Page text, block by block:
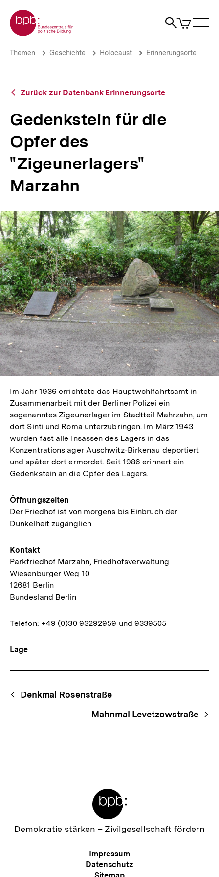
zum
Seiteninhalt
springen
Zur Startseite der bpb
Suche
Artikel
im
Gedenkstein
des
Themen
bpb.de
Brotkrümelnavigation
Pfadnavigation
Themen Geschichte Holocaust Erinnerungsorte
Zurück
Datenbank
Erinnerungsorte
Zurück zur Datenbank Erinnerungsorte
Gedenkstein für die
Opfer des
"Zigeunerlagers"
Marzahn
Im Jahr 1936 errichtete das Hauptwohlfahrtsamt in
Zusammenarbeit mit der Berliner Polizei ein
sogenanntes Zigeunerlager im Stadtteil Mahrzahn, um
dort Sinti und Roma unterzubringen. Im März 1943
wurden fast alle Insassen des Lagers in das
Konzentrationslager Auschwitz-Birkenau deportiert
und später dort ermordet. Seit 1986 erinnert ein
Gedenkstein an die Opfer des Lagers.
Öffnungszeiten
Der Friedhof ist von morgens bis Einbruch der
Dunkelheit zugänglich
Kontakt
Parkfriedhof Marzahn, Friedhofsverwaltung
Wiesenburger Weg 10
12681 Berlin
Bundesland Berlin
Telefon: +49 (0)30 93292959 und 9339505
Lage
Begriffsnavigation
Content-
Navigation
Denkmal Rosenstraße
Mahnmal Levetzowstraße
Zur
Demokratie stärken – Zivilgesellschaft fördern
Meta-
Navigation
Impressum
Datenschutz